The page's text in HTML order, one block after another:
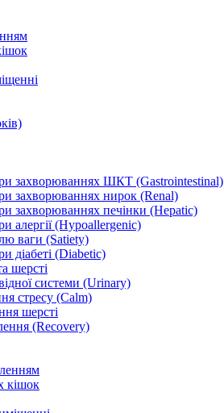
захворюваннях ШКТ (Gastrointestinal)
захворюваннях нирок (Renal)
захворюваннях печінки (Hepatic)
алергії (Hypoallergenic)
ваги (Satiety)
діабеті (Diabetic)
шерсті
системи (Urinary)
стресу (Calm)
шерсті
(Recovery)
кішок